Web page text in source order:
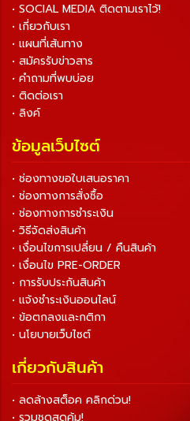
• SOCIAL MEDIA ติดตามเราไว้!
• เกี่ยวกับเรา
• แผนที่เส้นทาง
• สมัครรับข่าวสาร
• คำถามที่พบบ่อย
• ติดต่อเรา
• ลิงค์
ข้อมูลเว็บไซต์
• ช่องทางขอใบเสนอราคา
• ช่องทางการสั่งซื้อ
• ช่องทางการชำระเงิน
• วิธีจัดส่งสินค้า
• เงื่อนไขการเปลี่ยน / คืนสินค้า
• เงื่อนไข PRE-ORDER
• การรับประกันสินค้า
• แจ้งชำระเงินออนไลน์
• ข้อตกลงและกติกา
• นโยบายเว็บไซต์
เกี่ยวกับสินค้า
• ลดล้างสต็อค คลิกด่วน!